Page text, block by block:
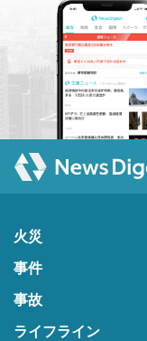
火災
事件
事故
ライフライン